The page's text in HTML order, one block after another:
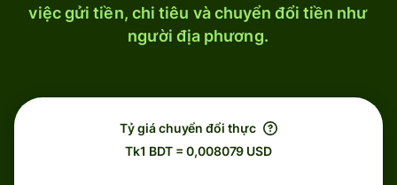
việc gửi tiền, chi tiêu và chuyển đổi tiền như
người địa phương.
Tỷ giá chuyển đổi thực
Tk1 BDT = 0,008079 USD